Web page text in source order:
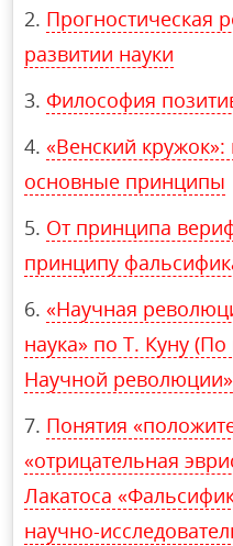
Прогностическая
развитии науки
Философия
«Венский
основные принципы
От принципа
принципу
«Научная
наука» по Т. Куну (По
Научной
Понятия
«отрицательная
Лакатоса
научно-